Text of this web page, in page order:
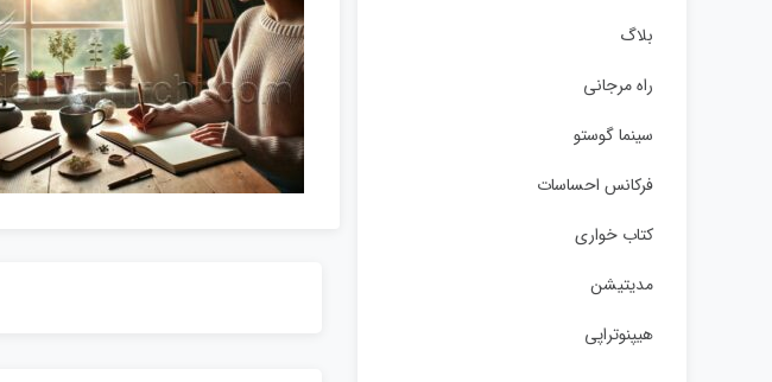
بلاگ
راه مرجانی
سینما گوستو
فرکانس احساسات
کتاب خواری
مدیتیشن
هیپنوتراپی